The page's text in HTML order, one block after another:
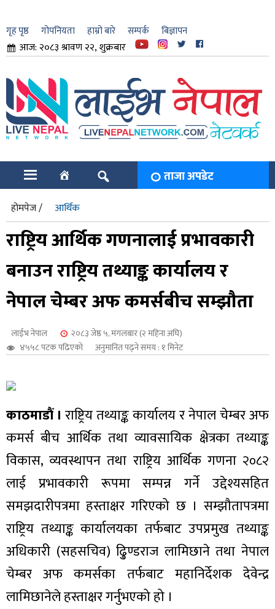
गृह पृष्ठ गोपनियता हाम्रो बारे सम्पर्क बिज्ञापन
आज: २०८३ श्रावण २२, शुक्रबार
ताजा अपडेट
होमपेज / आर्थिक
राष्ट्रिय आर्थिक गणनालाई प्रभावकारी
बनाउन राष्ट्रिय तथ्याङ्क कार्यालय र
नेपाल चेम्बर अफ कमर्सबीच सम्झौता
लाईभ नेपाल
२०८३ जेष्ठ ५, मंगलबार (२ महिना अघि)
४५५८ पटक पढिएको
अनुमानित पढ्ने समय : १ मिनेट
काठमाडौं । राष्ट्रिय तथ्याङ्क कार्यालय र नेपाल चेम्बर अफ
कमर्स बीच आर्थिक तथा व्यावसायिक क्षेत्रका तथ्याङ्क
विकास, व्यवस्थापन तथा राष्ट्रिय आर्थिक गणना २०८२
लाई प्रभावकारी रूपमा सम्पन्न गर्ने उद्देश्यसहित
समझदारीपत्रमा हस्ताक्षर गरिएको छ । सम्झौतापत्रमा
राष्ट्रिय तथ्याङ्क कार्यालयका तर्फबाट उपप्रमुख तथ्याङ्क
अधिकारी (सहसचिव) ढु्‌िण्डराज लामिछाने तथा नेपाल
चेम्बर अफ कमर्सका तर्फबाट महानिर्देशक देवेन्द्र
लामिछानेले हस्ताक्षर गर्नुभएको हो ।